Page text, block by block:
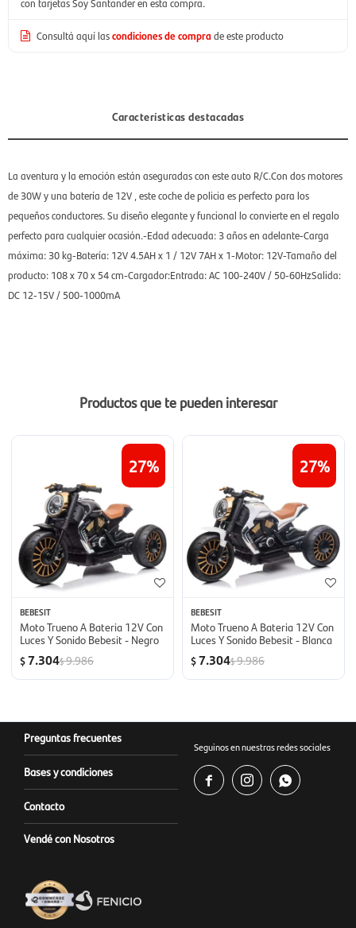
Consultá aquí lascondiciones de comprade este producto
Características destacadas
La aventura y la emoción están aseguradas con este auto R/C.Con dos motores
de 30W y una batería de 12V , este coche de policia es perfecto para los
pequeños conductores. Su diseño elegante y funcional lo convierte en el regalo
perfecto para cualquier ocasión.-Edad adecuada: 3 años en adelante-Carga
máxima: 30 kg-Batería: 12V 4.5AH x 1 / 12V 7AH x 1-Motor: 12V-Tamaño del
producto: 108 x 70 x 54 cm-Cargador:Entrada: AC 100-240V / 50-60HzSalida:
DC 12-15V / 500-1000mA
Productos que te pueden interesar
27
BEBESIT
Moto Trueno A Bateria 12V Con
Luces Y Sonido Bebesit - Negro
$7.304$9.986
27
BEBESIT
Moto Trueno A Bateria 12V Con
Luces Y Sonido Bebesit - Blanca
$7.304$9.986
Preguntas frecuentes
Bases y condiciones
Contacto
Vendé con Nosotros
Seguinos en nuestras redes sociales
  